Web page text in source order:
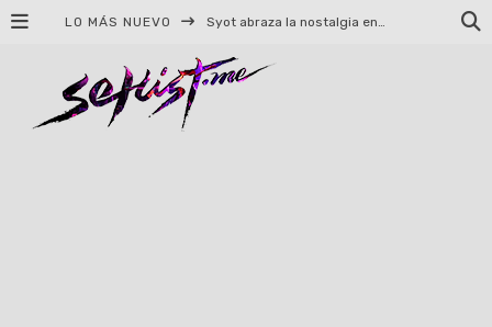
LO MÁS NUEVO Syot abraza la nostalgia en «Blame», el primer adelanto de su EP debut